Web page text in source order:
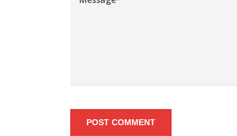
POST COMMENT